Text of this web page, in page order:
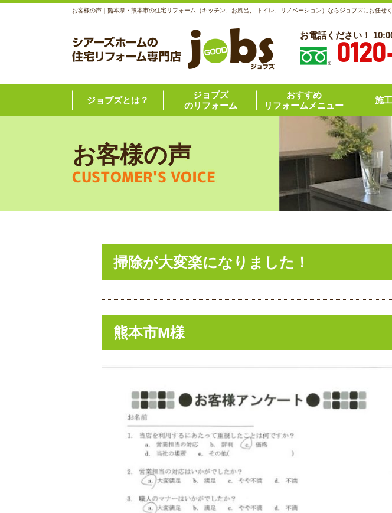
お客様の声｜熊本県・熊本市の住宅リフォーム（キッチン、お風呂、 トイレ、リノベーション）ならジョブズにお任せ
お電話ください！
ジョブズとは？
ジョブズ
のリフォーム
おすすめ
リフォームメニュー
施
お客様の声
CUSTOMER'S VOICE
掃除が大変楽になりました！
熊本市M様